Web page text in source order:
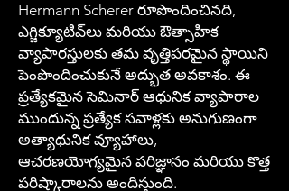
Hermann Scherer రూపొందించినది,
ఎగ్జిక్యూటివ్‌లు మరియు ఔత్సాహిక
వ్యాపారస్తులకు తమ వృత్తిపరమైన స్థాయిని
పెంపొందించుకునే అద్భుత అవకాశం. ఈ
ప్రత్యేకమైన సెమినార్ ఆధునిక వ్యాపారాల
ముందున్న ప్రత్యేక సవాళ్లకు అనుగుణంగా
అత్యాధునిక వ్యూహాలు,
ఆచరణయోగ్యమైన పరిజ్ఞానం మరియు కొత్త
పరిష్కారాలను అందిస్తుంది.